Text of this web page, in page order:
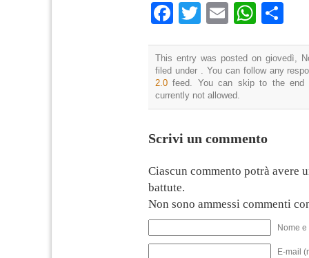
Facebook
TwitterEmail
This entry was posted on giovedì,
filed under . You can follow any
2.0 feed. You can skip to the end
currently not allowed.
Scrivi un commento
Ciascun commento potrà avere
battute.
Non sono ammessi commenti
Nome
E-mail